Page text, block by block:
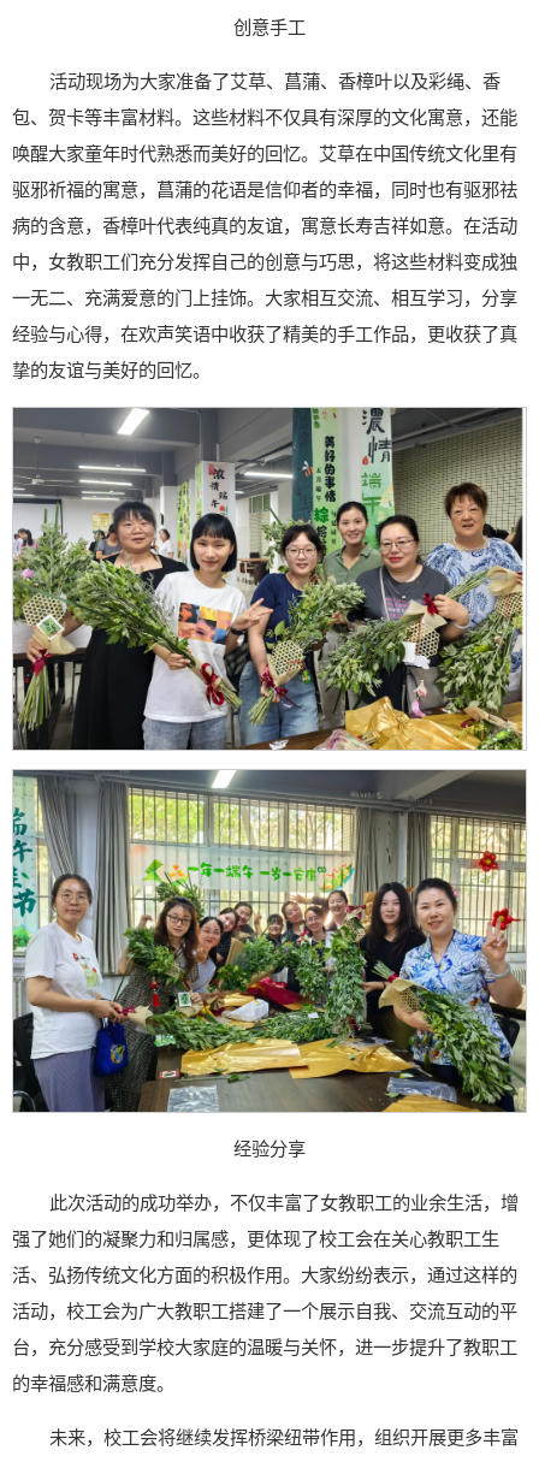
创意手工
活动现场为大家准备了艾草、菖蒲、香樟叶以及彩绳、香
包、贺卡等丰富材料。这些材料不仅具有深厚的文化寓意，还能
唤醒大家童年时代熟悉而美好的回忆。艾草在中国传统文化里有
驱邪祈福的寓意，菖蒲的花语是信仰者的幸福，同时也有驱邪祛
病的含意，香樟叶代表纯真的友谊，寓意长寿吉祥如意。在活动
中，女教职工们充分发挥自己的创意与巧思，将这些材料变成独
一无二、充满爱意的门上挂饰。大家相互交流、相互学习，分享
经验与心得，在欢声笑语中收获了精美的手工作品，更收获了真
挚的友谊与美好的回忆。
经验分享
此次活动的成功举办，不仅丰富了女教职工的业余生活，增
强了她们的凝聚力和归属感，更体现了校工会在关心教职工生
活、弘扬传统文化方面的积极作用。大家纷纷表示，通过这样的
活动，校工会为广大教职工搭建了一个展示自我、交流互动的平
台，充分感受到学校大家庭的温暖与关怀，进一步提升了教职工
的幸福感和满意度。
未来，校工会将继续发挥桥梁纽带作用，组织开展更多丰富